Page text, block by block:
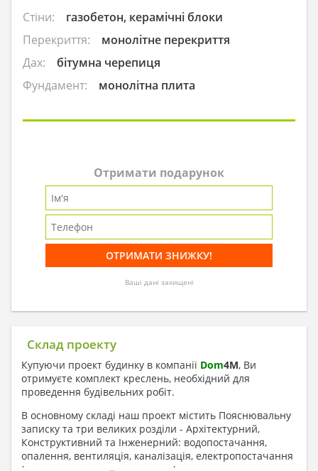
Стіни:
газобетон, керамічні блоки
Перекриття:
монолітне перекриття
Дах:
бітумна черепиця
Фундамент:
монолітна плита
Отримати подарунок
Ваші дані захищені
Склад проекту
Купуючи проект будинку в компанії Dom4M, Ви
отримуєте комплект креслень, необхідний для
проведення будівельних робіт.
В основному складі наш проект містить Пояснювальну
записку та три великих розділи - Архітектурний,
Конструктивний та Інженерний: водопостачання,
опалення, вентиляція, каналізація, електропостачання